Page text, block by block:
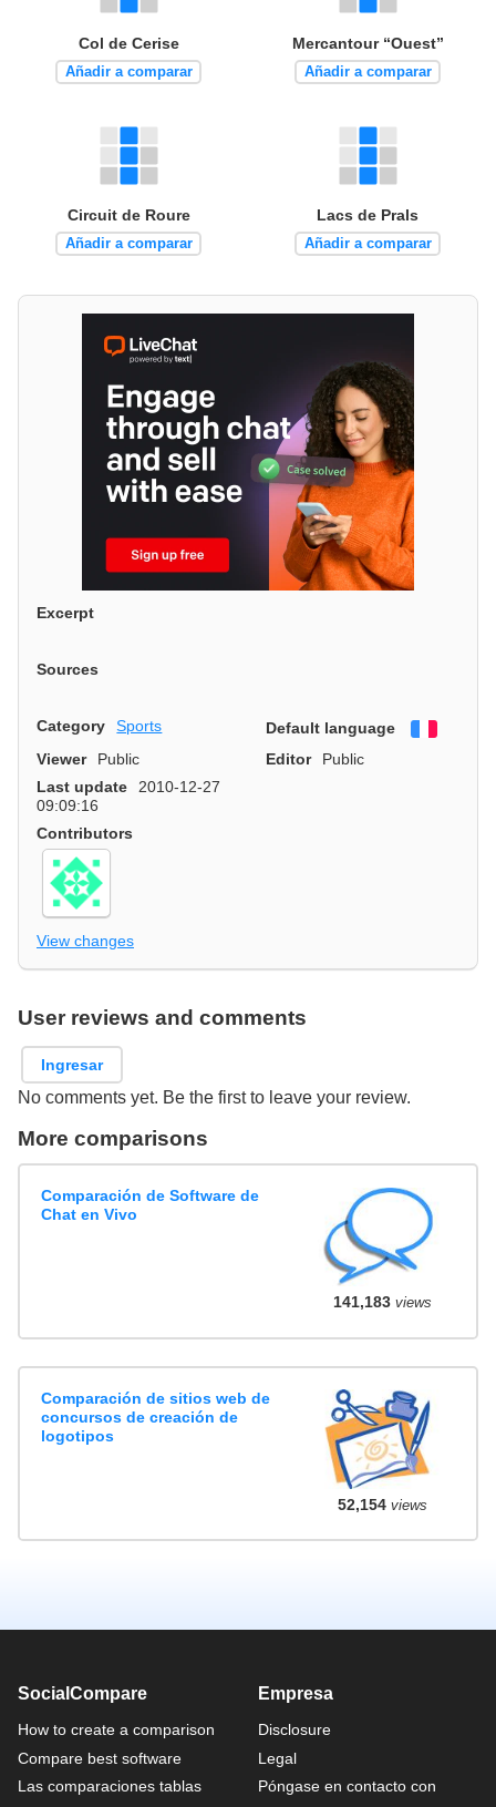
Col de Cerise
Añadir a comparar
Mercantour “Ouest”
Añadir a comparar
Circuit de Roure
Añadir a comparar
Lacs de Prals
Añadir a comparar
Excerpt
Sources
Category Sports Default language
Viewer
Public Editor
Public
Last update
2010-12-27
09:09:16
Contributors
View changes
User reviews and comments
Ingresar
No comments yet. Be the first to leave your review.
More comparisons
Comparación de Software de
Chat en Vivo
141,183views
Comparación de sitios web de
concursos de creación de
logotipos
52,154views
SocialCompare
How to create a comparison
Compare best software
Las comparaciones tablas
Empresa
Disclosure
Legal
Póngase en contacto con